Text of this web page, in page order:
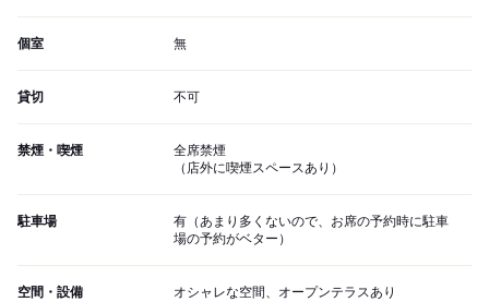
個室 無
貸切 不可
禁煙・喫煙
全席禁煙
（店外に喫煙スペースあり）
駐車場
有（あまり多くないので、お席の予約時に駐車
場の予約がベター）
空間・設備 オシャレな空間、オープンテラスあり